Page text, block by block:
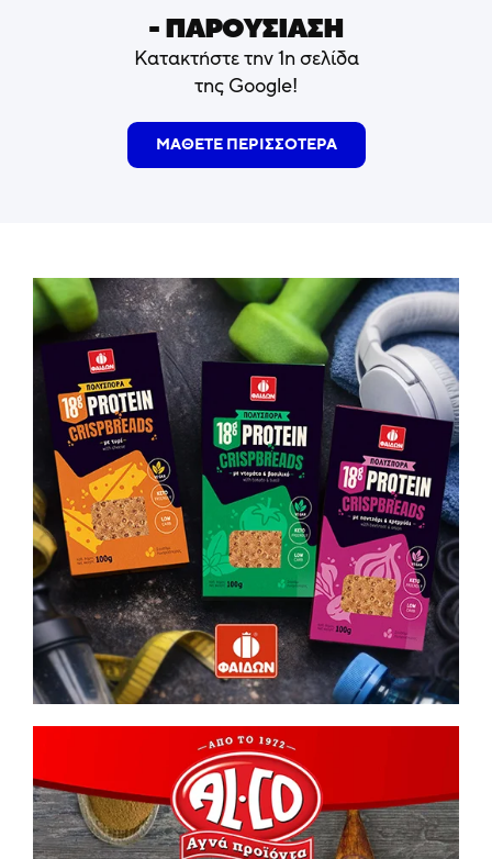
- ΠΑΡΟΥΣΙΑΣΗ
Κατακτήστε την 1η σελίδα
της Google!
ΜΑΘΕΤΕ ΠΕΡΙΣΣΟΤΕΡΑ